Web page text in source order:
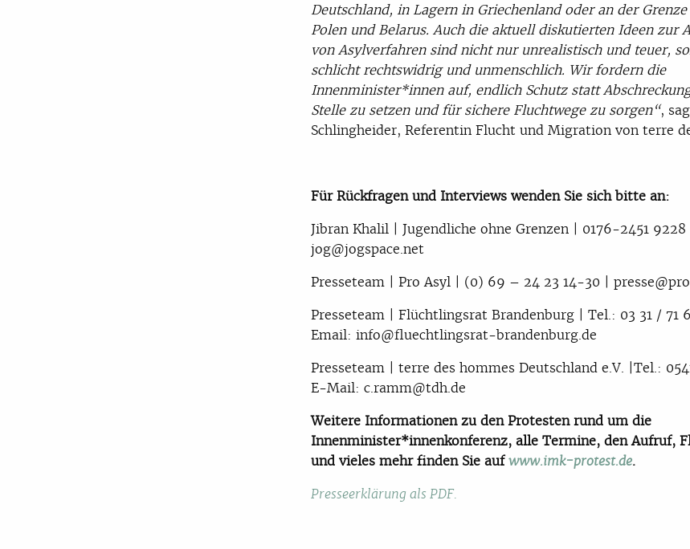
Deutschland, in Lagern in Griechenland oder an der
Polen und Belarus. Auch die aktuell diskutierten Ideen zur
von Asylverfahren sind nicht nur unrealistisch und teuer,
schlicht rechtswidrig und unmenschlich. Wir fordern die
Innenminister*innen auf, endlich Schutz statt
Stelle zu setzen und für sichere Fluchtwege zu sorgen“,
Schlingheider, Referentin Flucht und Migration von terre
Für Rückfragen und Interviews wenden Sie sich bitte an:
Jibran Khalil | Jugendliche ohne Grenzen | 0176-2451 9228 |
jog@jogspace.net
Presseteam | Pro Asyl | (0) 69 – 24 23 14-30 |
Presseteam | Flüchtlingsrat Brandenburg | Tel.: 03 31 / 71
Email: info@fluechtlingsrat-brandenburg.de
Presseteam | terre des hommes Deutschland e.V. |Tel.:
E-Mail: c.ramm@tdh.de
Weitere Informationen zu den Protesten rund um die
Innenminister*innenkonferenz, alle Termine, den Aufruf,
und vieles mehr finden Sie aufwww.imk-protest.de.
Presseerklärung als PDF.